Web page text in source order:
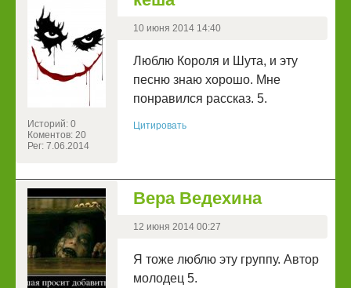
Историй: 0
Коментов: 20
Рег: 7.06.2014
10 июня 2014 14:40
Люблю Короля и Шута, и эту
песню знаю хорошо. Мне
понравился рассказ. 5.
Цитировать
Вера Ведехина
12 июня 2014 00:27
Я тоже люблю эту группу. Автор
молодец 5.